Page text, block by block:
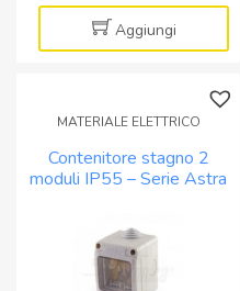
moduli
stagno
Serie
Astra
quantità
Aggiungi
MATERIALE ELETTRICO
Contenitore stagno 2
moduli IP55 – Serie Astra